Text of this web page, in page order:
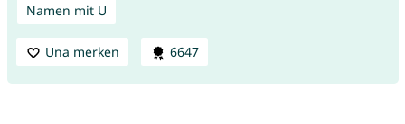
Namen mit U
Una merken 6647